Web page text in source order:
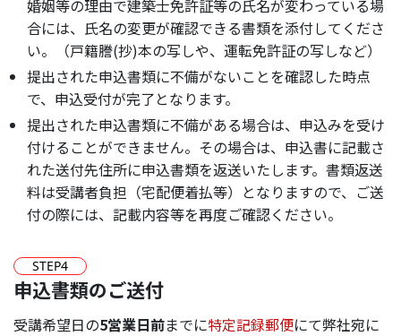
婚姻等の理由で建築士免許証等の氏名が変わっている場
合には、氏名の変更が確認できる書類を添付してくださ
い。（戸籍謄(抄)本の写しや、運転免許証の写しなど）
提出された申込書類に不備がないことを確認した時点
で、申込受付が完了となります。
提出された申込書類に不備がある場合は、申込みを受け
付けることができません。その場合は、申込書に記載さ
れた送付先住所に申込書類を返送いたします。書類返送
料は受講者負担（宅配便着払等）となりますので、ご送
付の際には、記載内容等を再度ご確認ください。
STEP4
申込書類のご送付
受講希望日の5営業日前までに特定記録郵便にて弊社宛に